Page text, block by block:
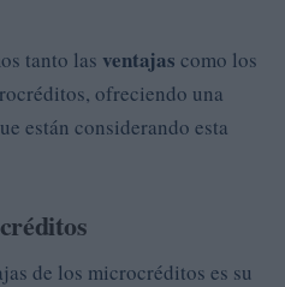
tanto las ventajas como los
ofreciendo una
están considerando esta
de los microcréditos es su